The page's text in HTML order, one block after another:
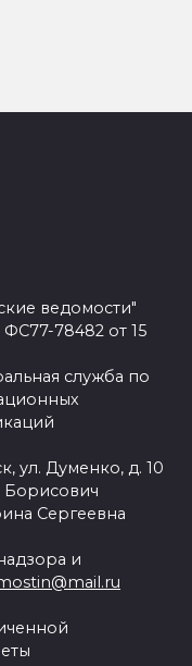
ведомости"
78482 от 15
служба по
ул. Думенко, д. 10
Борисович
Сергеевна
и